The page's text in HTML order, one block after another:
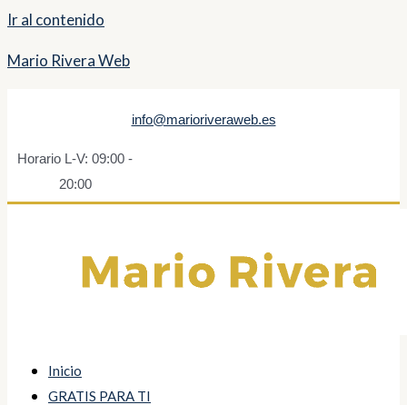
Ir al contenido
Mario Rivera Web
info@marioriveraweb.es
Horario L-V: 09:00 -
20:00
Inicio
GRATIS PARA TI